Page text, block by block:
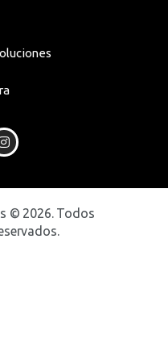
© 2026. Todos